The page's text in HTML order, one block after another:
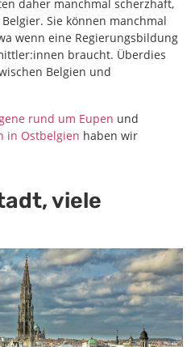
daher manchmal scherzhaft,
Sie können manchmal
wenn eine Regierungsbildung
braucht. Überdies
Belgien und
rund um Eupen und
in Ostbelgien haben wir
viele